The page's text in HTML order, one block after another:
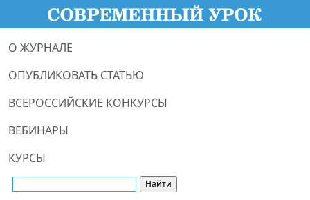
О ЖУРНАЛЕ
ОПУБЛИКОВАТЬ СТАТЬЮ
ВСЕРОССИЙСКИЕ КОНКУРСЫ
ВЕБИНАРЫ
КУРСЫ